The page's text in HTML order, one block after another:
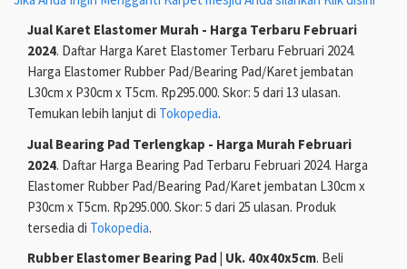
Jual Karet Elastomer Murah - Harga Terbaru Februari
2024. Daftar Harga Karet Elastomer Terbaru Februari 2024.
Harga Elastomer Rubber Pad/Bearing Pad/Karet jembatan
L30cm x P30cm x T5cm. Rp295.000. Skor: 5 dari 13 ulasan.
Temukan lebih lanjut di Tokopedia.
Jual Bearing Pad Terlengkap - Harga Murah Februari
2024. Daftar Harga Bearing Pad Terbaru Februari 2024. Harga
Elastomer Rubber Pad/Bearing Pad/Karet jembatan L30cm x
P30cm x T5cm. Rp295.000. Skor: 5 dari 25 ulasan. Produk
tersedia di Tokopedia.
Rubber Elastomer Bearing Pad | Uk. 40x40x5cm. Beli